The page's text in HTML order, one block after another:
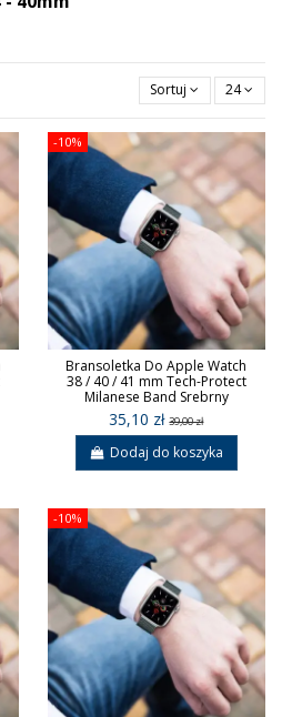
Sortuj 24
-10%
Bransoletka Do Apple Watch
38 / 40 / 41 mm Tech-Protect
Milanese Band Srebrny
35,10 zł39,00 zł
Dodaj do koszyka
-10%